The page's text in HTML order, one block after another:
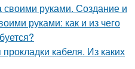
своими руками. Создание и
руками: как и из чего
кабеля. Из каких